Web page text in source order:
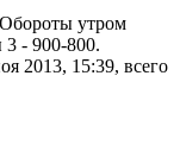
утром
3 - 900-800.
2013, 15:39, всего